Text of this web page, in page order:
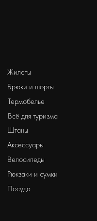
Жилеты
Штаны
Рюкзаки и сумки
Брюки и шорты
Термобелье
Всё для туризма
Велосипеды
Аксессуары
Посуда